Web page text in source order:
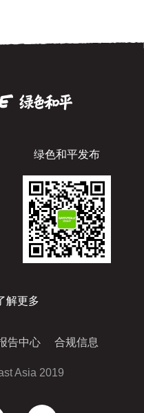
绿色和平发布
解更多
告中心 合规信息
Asia 2019